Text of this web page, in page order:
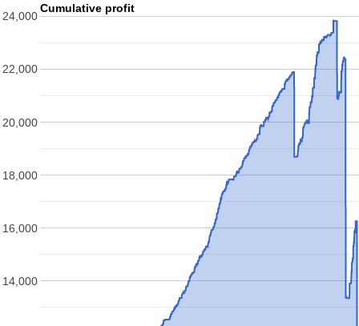
Cumulative profit
14,000
16,000
18,000
20,000
22,000
24,000